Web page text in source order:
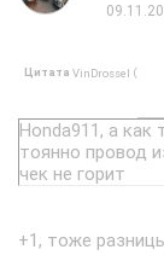
Цитата VinDrossel (
Honda911, а
тоянно провод
чек не горит
+1, тоже